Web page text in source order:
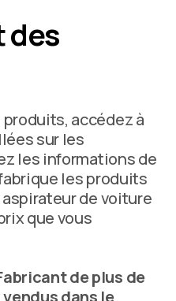
des
accédez à
sur les
les informations de
les produits
de voiture
que vous
de plus de
dans le